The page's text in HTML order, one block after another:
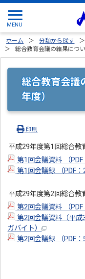
ホーム 分類から探す
総合教育会議の結果につ
総合教育会議
年度）
印刷
平成29年度第1回総合教
第1回会議資料 （
第1回会議録 （PDF
平成29年度第2回総合教
第2回会議資料 （
第2回会議資料（平成
ガバイト）
第2回会議録 （PDF